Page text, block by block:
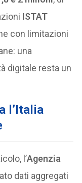
ISTAT
con limitazioni
una
digitale resta un
l’Italia
l’Agenzia
dati aggregati